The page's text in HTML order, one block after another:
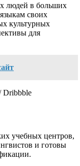
людей в больших
своих
культурных
для
Dribbble
учебных центров,
и готовы